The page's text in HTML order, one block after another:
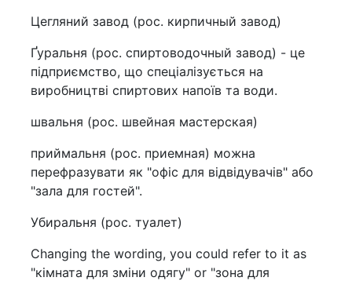
Цегляний завод (рос. кирпичный завод)
Ґуральня (рос. спиртоводочный завод) - це
підприємство, що спеціалізується на
виробництві спиртових напоїв та води.
швальня (рос. швейная мастерская)
приймальня (рос. приемная) можна
перефразувати як "офіс для відвідувачів" або
"зала для гостей".
Убиральня (рос. туалет)
Changing the wording, you could refer to it as
"кімната для зміни одягу" or "зона для